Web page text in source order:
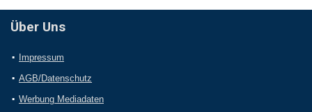
Über Uns
Impressum
AGB/Datenschutz
Werbung Mediadaten